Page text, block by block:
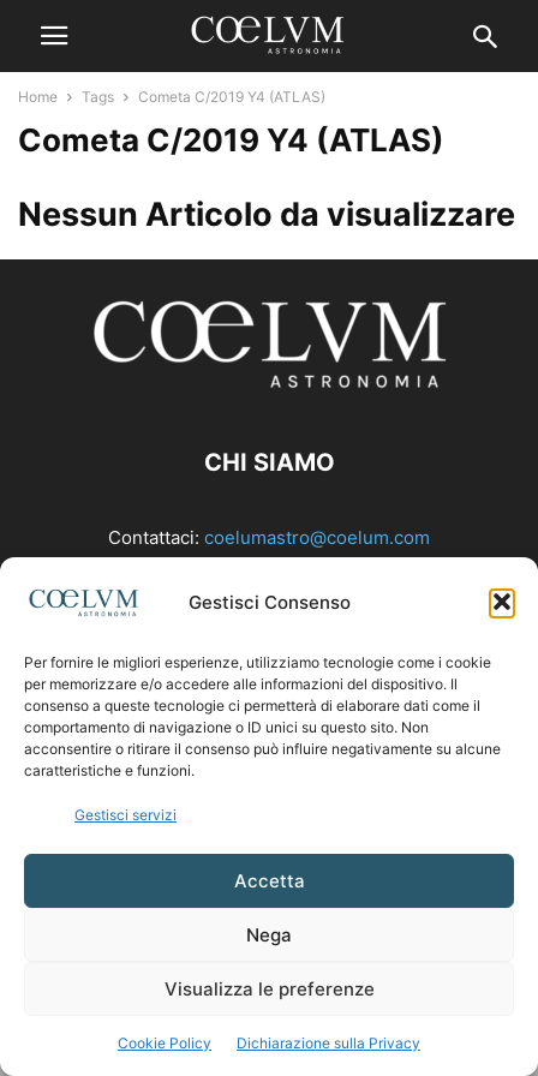
Gestisci Consenso
Per fornire le migliori esperienze, utilizziamo tecnologie come i cookie
per memorizzare e/o accedere alle informazioni del dispositivo. Il
consenso a queste tecnologie ci permetterà di elaborare dati come il
comportamento di navigazione o ID unici su questo sito. Non
acconsentire o ritirare il consenso può influire negativamente su alcune
caratteristiche e funzioni.
Gestisci servizi
Accetta
Nega
Visualizza le preferenze
Cookie Policy Dichiarazione sulla Privacy
Home Tags Cometa C/2019 Y4 (ATLAS)
Cometa C/2019 Y4 (ATLAS)
Nessun Articolo da visualizzare
CHI SIAMO
Contattaci: coelumastro@coelum.com
SEGUICI